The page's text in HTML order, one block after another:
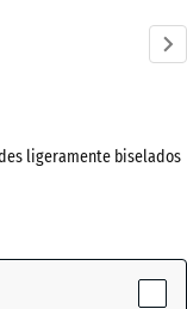
ligeramente biselados